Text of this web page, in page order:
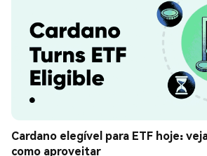
Cardano elegível para ETF hoje:
como aproveitar